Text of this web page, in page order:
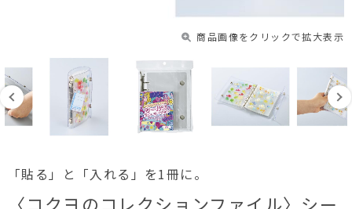
商品画像をクリックで拡大表示
「貼る」と「入れる」を1冊に。
〈コクヨのコレクションファイル〉シー